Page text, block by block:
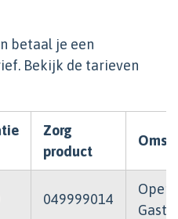
betaal je een
Bekijk de tarieven
Zorg
product
049999014